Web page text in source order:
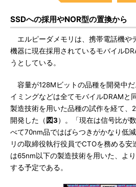
SSDへの採用やNOR型の置換から
エルピーダメモリは、携帯電話機や
機器に現在採用されているモバイル
うとしている。
容量が128Mビットの品種を開発中
イミングなどは全てモバイルDRAMと
製造技術を用いた品種の試作を経て、
開発した（ 図3）。「現在は信号比が
べて70nm品ではばらつきがかなり低
リの取締役執行役員でCTOを務める安
は65nm以下の製造技術を用いた、よ
する予定である。